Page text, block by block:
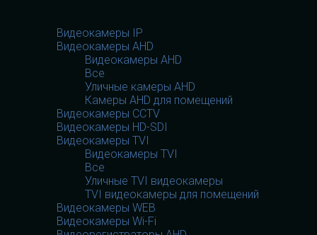
Видеокамеры IP
Видеокамеры AHD
Видеокамеры AHD
Все
Уличные камеры AHD
Камеры AHD для помещений
Видеокамеры CCTV
Видеокамеры HD-SDI
Видеокамеры TVI
Видеокамеры TVI
Все
Уличные TVI видеокамеры
TVI видеокамеры для помещений
Видеокамеры WEB
Видеокамеры Wi-Fi